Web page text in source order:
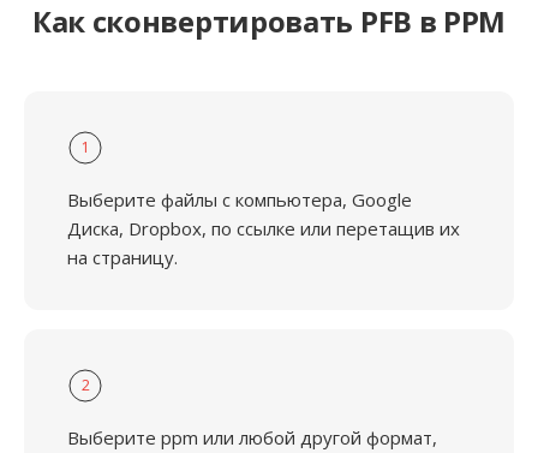
Как сконвертировать PFB в PPM
1
Выберите файлы с компьютера, Google
Диска, Dropbox, по ссылке или перетащив их
на страницу.
2
Выберите ppm или любой другой формат,